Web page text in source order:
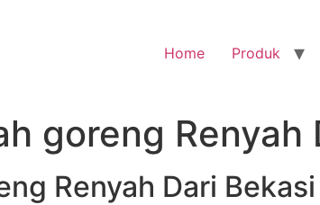
Home Produk
goreng Renyah
Renyah Dari Bekasi